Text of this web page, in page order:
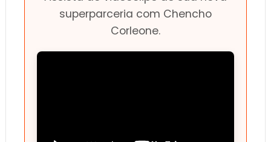
superparceria com Chencho
Corleone.